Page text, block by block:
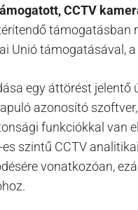
CCTV
támogatásban
Unió támogatásával,
egy áttörést
azonosító
funkciókkal van
szintű CCTV
vonatkozóan,